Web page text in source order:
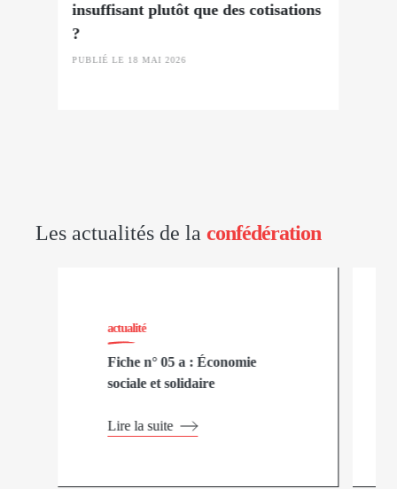
insuffisant plutôt que des cotisations
?
PUBLIÉ LE 18 MAI 2026
Les actualités de la confédération
actualité
Fiche n° 05 a : Économie
sociale et solidaire
Lire la suite